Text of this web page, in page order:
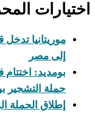
اختيارات
موريتانيا تدخل
إلى مصر
بومديد:
حملة التشجير